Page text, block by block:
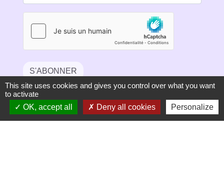
S'ABONNER
This site uses cookies and gives you control over what you want
to activate
OK, accept all
Deny all cookies Personalize